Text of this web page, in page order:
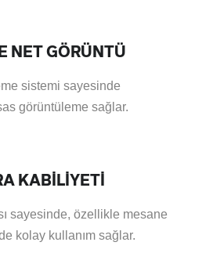
NET GÖRÜNTÜ
sistemi sayesinde
görüntüleme sağlar.
KABİLİYETİ
sayesinde, özellikle mesane
kolay kullanım sağlar.